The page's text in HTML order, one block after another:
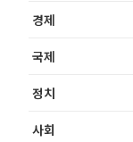
경제
국제
정치
사회